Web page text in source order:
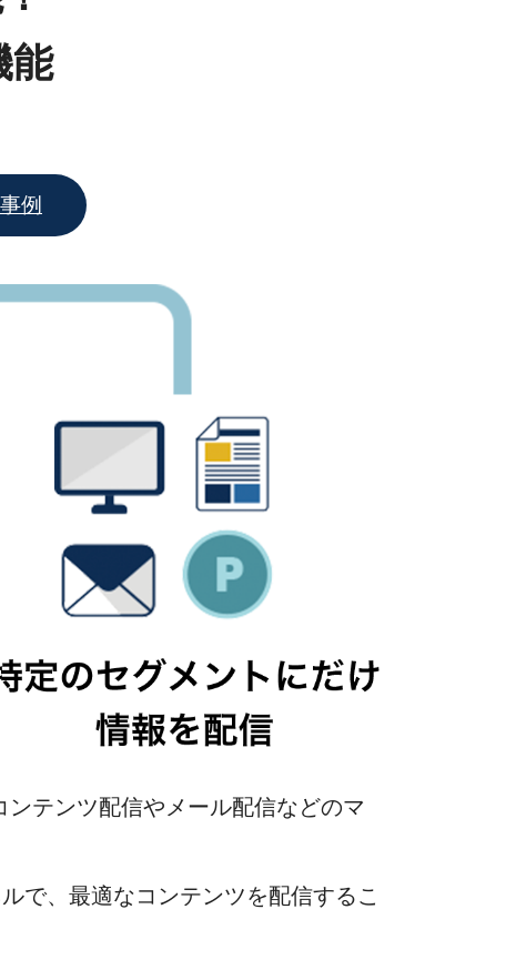
能
例
テンツ配信やメール配信などのマ
で、最適なコンテンツを配信するこ